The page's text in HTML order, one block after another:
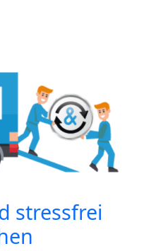
stressfrei